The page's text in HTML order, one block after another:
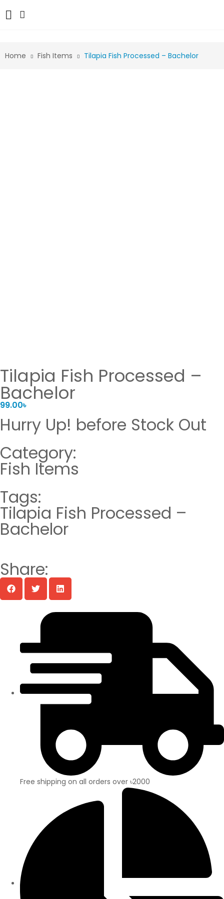
Home Fish Items Tilapia Fish Processed – Bachelor
Tilapia Fish Processed –
Bachelor
99.00৳
Hurry Up! before Stock Out
Category:
Fish Items
Tags:
Tilapia Fish Processed –
Bachelor
Share:
Free shipping on all orders over ৳2000